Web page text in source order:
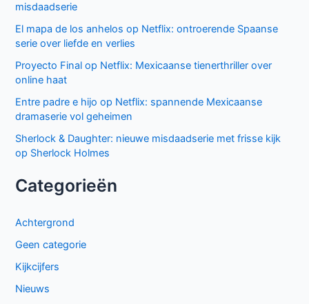
misdaadserie
El mapa de los anhelos op Netflix: ontroerende Spaanse
serie over liefde en verlies
Proyecto Final op Netflix: Mexicaanse tienerthriller over
online haat
Entre padre e hijo op Netflix: spannende Mexicaanse
dramaserie vol geheimen
Sherlock & Daughter: nieuwe misdaadserie met frisse kijk
op Sherlock Holmes
Categorieën
Achtergrond
Geen categorie
Kijkcijfers
Nieuws